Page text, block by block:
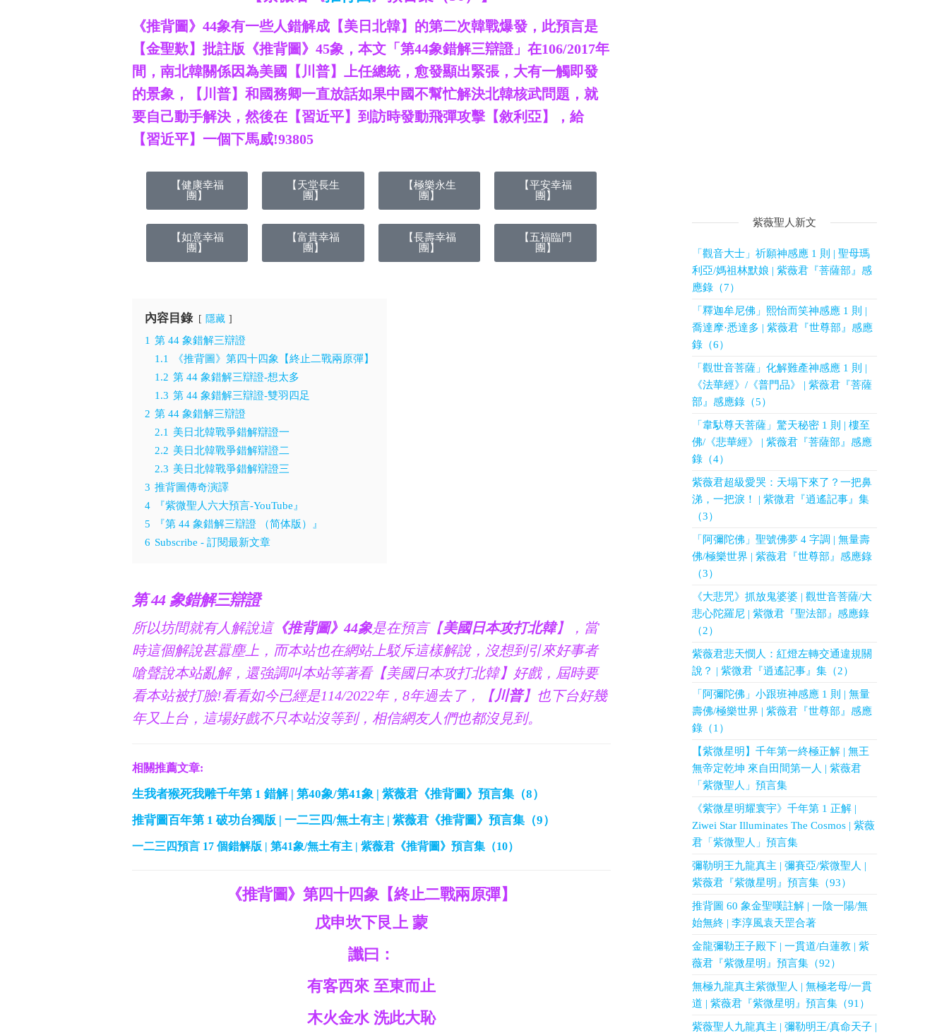
《推背圖》44象有一些人錯解成【美日北韓】的第二次韓戰爆發，此預言是
【金聖歎】批註版《推背圖》45象，本文「第44象錯解三辯證」在106/2017年
間，南北韓關係因為美國【川普】上任總統，愈發顯出緊張，大有一觸即發
的景象，【川普】和國務卿一直放話如果中國不幫忙解決北韓核武問題，就
要自己動手解決，然後在【習近平】到訪時發動飛彈攻擊【敘利亞】，給
【習近平】一個下馬威!93805
【健康幸福
團】
【如意幸福
團】
【天堂長生
團】
【富貴幸福
團】
【極樂永生
團】
【長壽幸福
團】
【平安幸福
團】
【五福臨門
團】
內容目錄 隱藏
1 第 44 象錯解三辯證
1.1
《推背圖》第四十四象【終止二戰兩原彈】
1.2 第 44 象錯解三辯證-想太多
1.3 第 44 象錯解三辯證-雙羽四足
2 第 44 象錯解三辯證
2.1 美日北韓戰爭錯解辯證一
2.2 美日北韓戰爭錯解辯證二
2.3 美日北韓戰爭錯解辯證三
3 推背圖傳奇演譯
4
『紫微聖人六大預言-YouTube』
5
『第 44 象錯解三辯證 （简体版）』
6 Subscribe - 訂閱最新文章
第 44 象錯解三辯證
所以坊間就有人解說這《推背圖》44象是在預言【美國日本攻打北韓】，當
時這個解說甚囂塵上，而本站也在網站上駁斥這樣解說，沒想到引來好事者
嗆聲說本站亂解，還強調叫本站等著看【美國日本攻打北韓】好戲，屆時要
看本站被打臉!看看如今已經是114/2022年，8年過去了，【川普】也下台好幾
年又上台，這場好戲不只本站沒等到，相信網友人們也都沒見到。
相關推薦文章:
生我者猴死我雕千年第 1 錯解 | 第40象/第41象 | 紫薇君《推背圖》預言集（8）
推背圖百年第 1 破功台獨版 | 一二三四/無土有主 | 紫薇君《推背圖》預言集（9）
一二三四預言 17 個錯解版 | 第41象/無土有主 | 紫薇君《推背圖》預言集（10）
《推背圖》第四十四象【終止二戰兩原彈】
戊申坎下艮上 蒙
讖曰：
有客西來 至東而止
木火金水 洗此大恥
紫薇聖人新文
「觀音大士」祈願神感應 1 則 | 聖母瑪
利亞/媽祖林默娘 | 紫薇君『菩薩部』感
應錄（7）
「釋迦牟尼佛」熙怡而笑神感應 1 則 |
喬達摩·悉達多 | 紫薇君『世尊部』感應
錄（6）
「觀世音菩薩」化解難產神感應 1 則 |
《法華經》/《普門品》 | 紫薇君『菩薩
部』感應錄（5）
「韋馱尊天菩薩」驚天秘密 1 則 | 樓至
佛/《悲華經》 | 紫薇君『菩薩部』感應
錄（4）
紫薇君超級愛哭：天塌下來了？一把鼻
涕，一把淚！ | 紫微君『逍遙記事』集
（3）
「阿彌陀佛」聖號佛夢 4 字調 | 無量壽
佛/極樂世界 | 紫薇君『世尊部』感應錄
（3）
《大悲咒》抓放鬼婆婆 | 觀世音菩薩/大
悲心陀羅尼 | 紫微君『聖法部』感應錄
（2）
紫薇君悲天憫人：紅燈左轉交通違規關
說？ | 紫微君『逍遙記事』集（2）
「阿彌陀佛」小跟班神感應 1 則 | 無量
壽佛/極樂世界 | 紫薇君『世尊部』感應
錄（1）
【紫微星明】千年第一終極正解 | 無王
無帝定乾坤 來自田間第一人 | 紫薇君
「紫微聖人」預言集
《紫微星明耀寰宇》千年第 1 正解 |
Ziwei Star Illuminates The Cosmos | 紫薇
君「紫微聖人」預言集
彌勒明王九龍真主 | 彌賽亞/紫微聖人 |
紫薇君『紫微星明』預言集（93）
推背圖 60 象金聖嘆註解 | 一陰一陽/無
始無終 | 李淳風袁天罡合著
金龍彌勒王子殿下 | 一貫道/白蓮教 | 紫
薇君『紫微星明』預言集（92）
無極九龍真主紫微聖人 | 無極老母/一貫
道 | 紫薇君『紫微星明』預言集（91）
紫薇聖人九龍真主 | 彌勒明王/真命天子 |